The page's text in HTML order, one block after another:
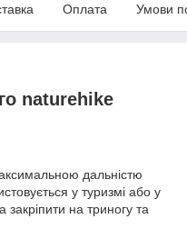
Оплата Умови
naturehike
дальністю
у туризмі або у
на триногу та